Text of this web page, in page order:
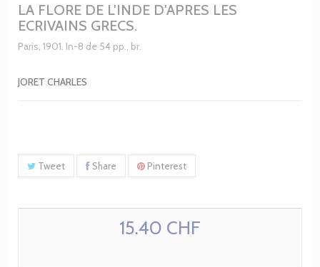
LA FLORE DE L'INDE D'APRES LES
ECRIVAINS GRECS.
Paris, 1901. In-8 de 54 pp., br.
JORET CHARLES
Tweet Share Pinterest
15.40 CHF